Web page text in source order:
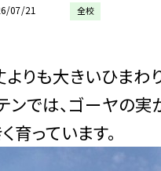
07/21 全校
りも大きいひまわ
では、ゴーヤの実
育っています。